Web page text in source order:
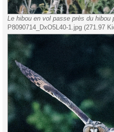
Le hibou en vol passe près du hibou
P8090714_DxO5L40-1.jpg (271.97